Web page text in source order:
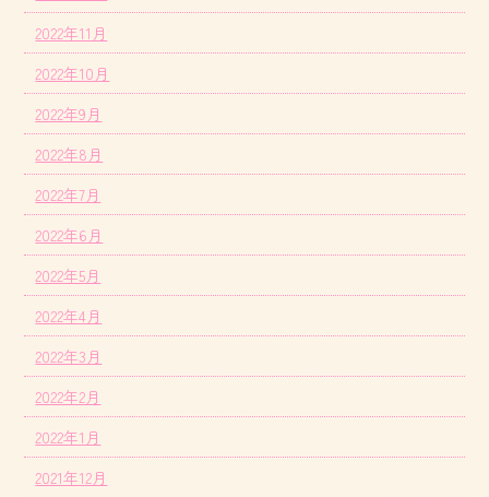
2022年11月
2022年10月
2022年9月
2022年8月
2022年7月
2022年6月
2022年5月
2022年4月
2022年3月
2022年2月
2022年1月
2021年12月